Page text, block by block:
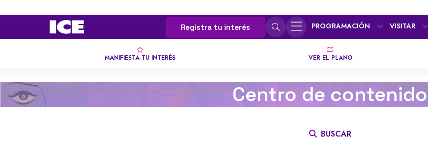
Registra tu interés PROGRAMACIÓN VISITAR
MANIFIESTA TU INTERÉS VER EL PLANO
Centro de contenido
BUSCAR